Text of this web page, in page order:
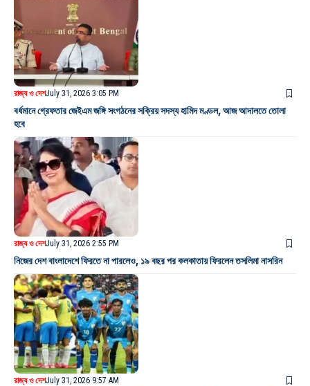
রাজ্য ও দেশJuly 31, 2026 3:05 PM
বর্ধমানে গ্রেফতার জেইএম জঙ্গি সংগঠনের সক্রিয় সদস্য হামিদ মণ্ডল, আজ আদালতে তোলা
হবে
রাজ্য ও দেশJuly 31, 2026 2:55 PM
নিজের দেশ বাংলাদেশে ফিরতে না পারলেও, ১৯ বছর পর কলকাতায় ফিরলেন তসলিমা নাসরিন
রাজ্য ও দেশJuly 31, 2026 9:57 AM